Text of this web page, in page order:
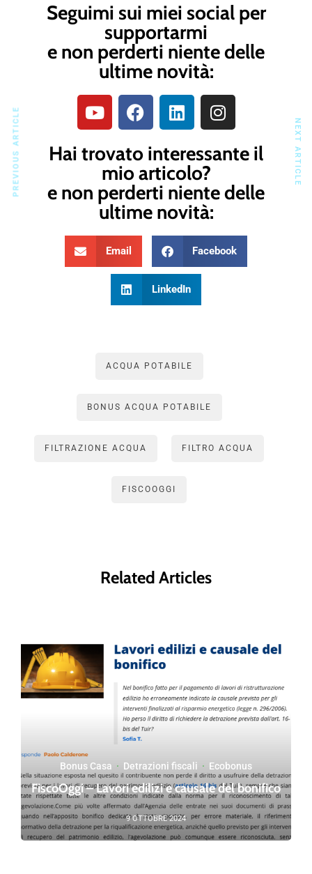
Seguimi sui miei social per
supportarmi
e non perderti niente delle
ultime novità:
Hai trovato interessante il
mio articolo?
e non perderti niente delle
ultime novità:
Email Facebook
LinkedIn
ACQUA POTABILE
BONUS ACQUA POTABILE
FILTRAZIONE ACQUA FILTRO ACQUA
FISCOOGGI
Related Articles
Bonus Casa · Detrazioni fiscali · Ecobonus
FiscoOggi – Lavori edilizi e causale del bonifico
9 OTTOBRE 2024
PREVIOUS ARTICLE NEXT ARTICLE